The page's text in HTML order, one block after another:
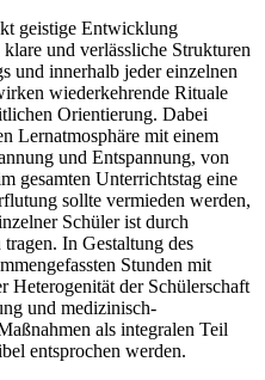
geistige Entwicklung
und verlässliche Strukturen
und innerhalb jeder einzelnen
wiederkehrende Rituale
Orientierung. Dabei
Lernatmosphäre mit einem
und Entspannung, von
gesamten Unterrichtstag eine
sollte vermieden werden,
Schüler ist durch
In Gestaltung des
Stunden mit
Heterogenität der Schülerschaft
und medizinisch-
als integralen Teil
entsprochen werden.